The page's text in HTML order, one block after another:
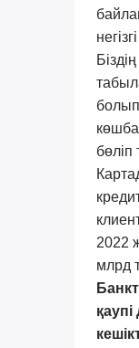
болып
2022
млрд